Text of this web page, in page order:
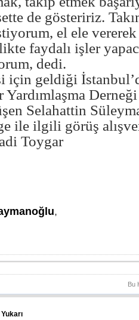
de gösteririz.
el ele
faydalı işler
dedi.
için geldiği
Yardımlaşma
Selahattin
ile ilgili görüş
Toygar
,
Bu
Yukarı